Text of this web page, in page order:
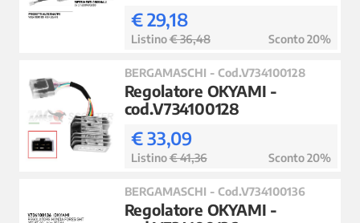
€ 29,18
Listino€ 36,48 Sconto 20%
BERGAMASCHI - Cod.V734100128
Regolatore OKYAMI -
cod.V734100128
€ 33,09
Listino€ 41,36 Sconto 20%
BERGAMASCHI - Cod.V734100136
Regolatore OKYAMI -